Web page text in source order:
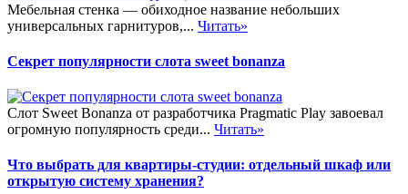
Мебельная стенка — обиходное название небольших
универсальных гарнитуров,... Читать»
Секрет популярности слота sweet bonanza
Слот Sweet Bonanza от разработчика Pragmatic Play завоевал
огромную популярность среди... Читать»
Что выбрать для квартиры-студии: отдельный шкаф или
открытую систему хранения?